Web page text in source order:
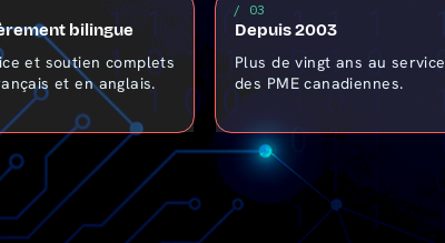
bilingue
et soutien complets
et en anglais.
/ 03
Depuis 2003
Plus de vingt ans au service
des PME canadiennes.